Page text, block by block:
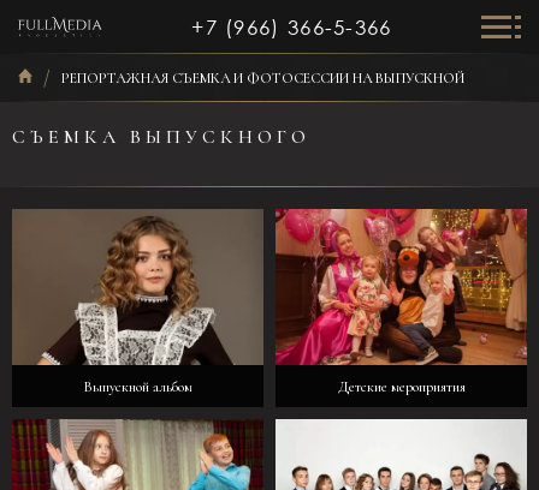
+7 (966) 366-5-366
РЕПОРТАЖНАЯ СЪЕМКА И ФОТОСЕССИИ НА ВЫПУСКНОЙ
СЪЕМКА ВЫПУСКНОГО
Выпускной альбом Детские мероприятия